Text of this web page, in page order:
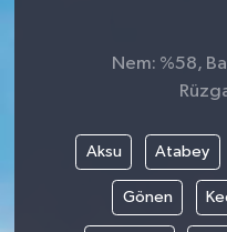
Nem: %58,
Aksu Atabey
Gönen